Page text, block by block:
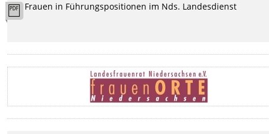
Frauen in Führungspositionen im Nds. Landesdienst